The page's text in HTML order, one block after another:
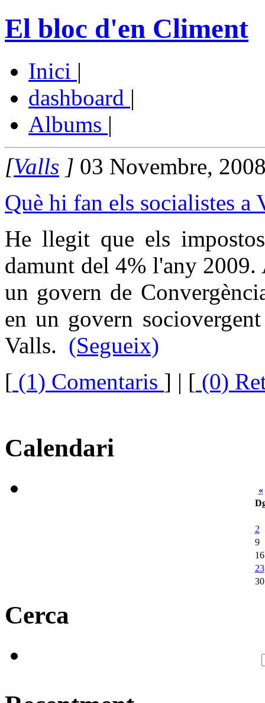
El bloc d'en Climent
Inici |
dashboard |
Albums |
[Valls ] 03 Novembre,
Què hi fan els socialistes a
He llegit que els
damunt del 4% l'any 2009.
un govern de
en un govern
Valls. (Segueix)
[ (1) Comentaris ] | [ (0)
Calendari
«
2
9
16
23
30
Cerca